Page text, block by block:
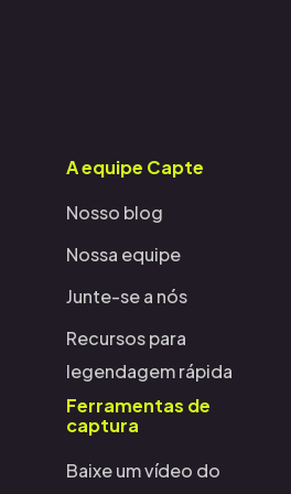
A equipe Capte
Nosso blog
Nossa equipe
Junte-se a nós
Recursos para
legendagem rápida
Ferramentas de
captura
Baixe um vídeo do